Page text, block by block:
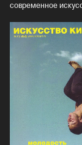
современное